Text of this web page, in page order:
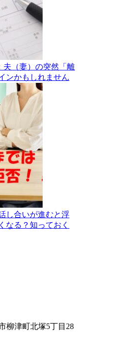
夫（妻）の突然「離
ンかもしれません
し合いが進むと浮
なる？知っておく
柳津町北塚5丁目28